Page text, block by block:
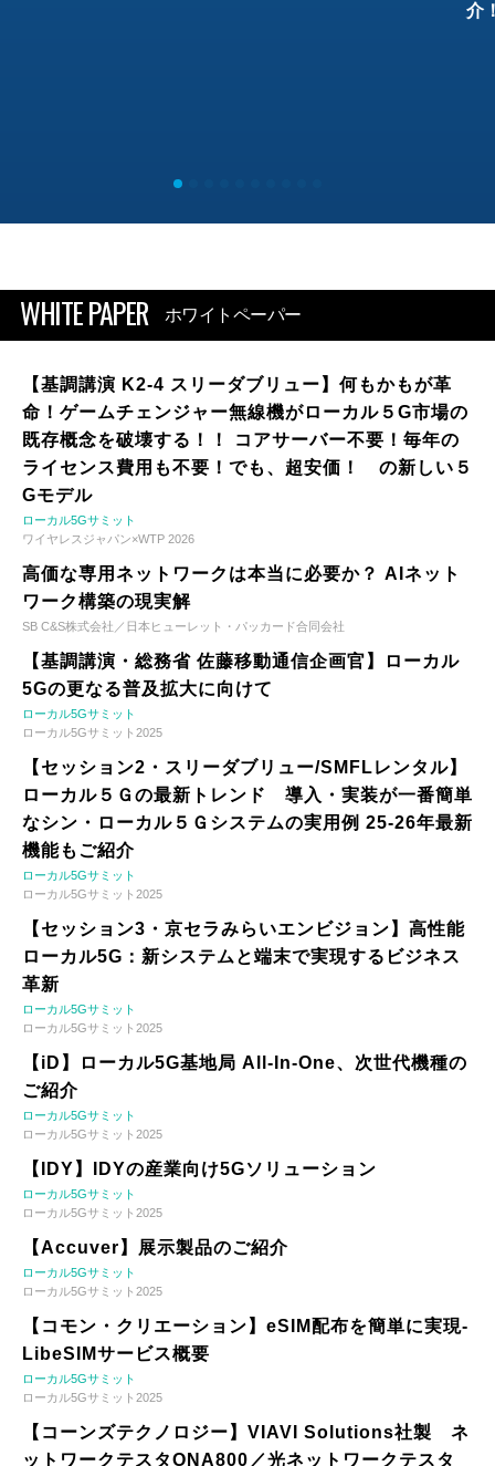
介
WHITE PAPER ホワイトペーパー
【基調講演 K2-4 スリーダブリュー】何もかもが革
命！ゲームチェンジャー無線機がローカル５G市場の
既存概念を破壊する！！ コアサーバー不要！毎年の
ライセンス費用も不要！でも、超安価！ の新しい５
Gモデル
ローカル5Gサミット
ワイヤレスジャパン×WTP 2026
高価な専用ネットワークは本当に必要か？ AIネット
ワーク構築の現実解
SB C&S株式会社／日本ヒューレット・パッカード合同会社
【基調講演・総務省 佐藤移動通信企画官】ローカル
5Gの更なる普及拡大に向けて
ローカル5Gサミット
ローカル5Gサミット2025
【セッション2・スリーダブリュー/SMFLレンタル】
ローカル５Ｇの最新トレンド 導入・実装が一番簡単
なシン・ローカル５Ｇシステムの実用例 25-26年最新
機能もご紹介
ローカル5Gサミット
ローカル5Gサミット2025
【セッション3・京セラみらいエンビジョン】高性能
ローカル5G：新システムと端末で実現するビジネス
革新
ローカル5Gサミット
ローカル5Gサミット2025
【iD】ローカル5G基地局 All-In-One、次世代機種の
ご紹介
ローカル5Gサミット
ローカル5Gサミット2025
【IDY】IDYの産業向け5Gソリューション
ローカル5Gサミット
ローカル5Gサミット2025
【Accuver】展示製品のご紹介
ローカル5Gサミット
ローカル5Gサミット2025
【コモン・クリエーション】eSIM配布を簡単に実現-
LibeSIMサービス概要
ローカル5Gサミット
ローカル5Gサミット2025
【コーンズテクノロジー】VIAVI Solutions社製 ネ
ットワークテスタONA800／光ネットワークテスタ